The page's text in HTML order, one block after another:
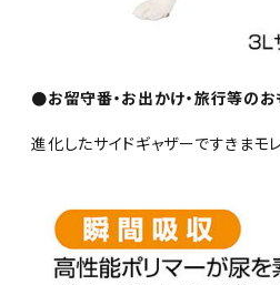
●お留守番・お出かけ・旅行等のお
進化したサイドギャザーですきまモ